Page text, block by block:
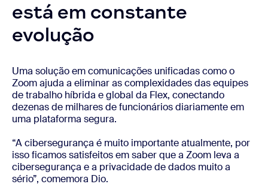
está em constante
evolução
Uma solução em comunicações unificadas como o
Zoom ajuda a eliminar as complexidades das equipes
de trabalho híbrida e global da Flex, conectando
dezenas de milhares de funcionários diariamente em
uma plataforma segura.
“A cibersegurança é muito importante atualmente, por
isso ficamos satisfeitos em saber que a Zoom leva a
cibersegurança e a privacidade de dados muito a
sério”, comemora Dio.